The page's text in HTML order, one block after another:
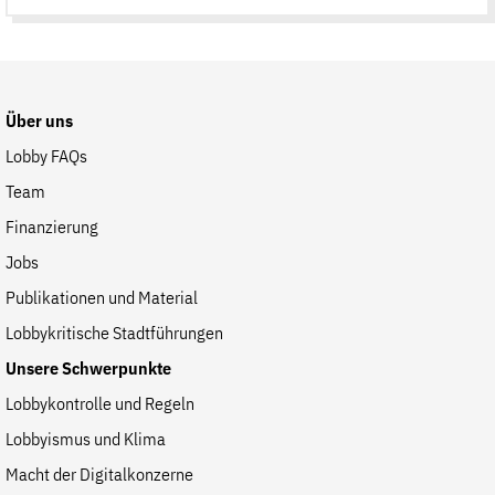
Über uns
Lobby FAQs
Team
Finanzierung
Jobs
Publikationen und Material
Lobbykritische Stadtführungen
Unsere Schwerpunkte
Lobbykontrolle und Regeln
Lobbyismus und Klima
Macht der Digitalkonzerne